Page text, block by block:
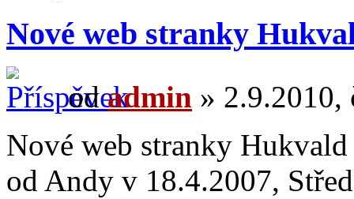
Nové web stranky
odadmin » 2.9.2010,
Nové web stranky Hukvald
od Andy v 18.4.2007,